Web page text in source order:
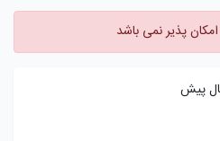
پذیر نمی باشد